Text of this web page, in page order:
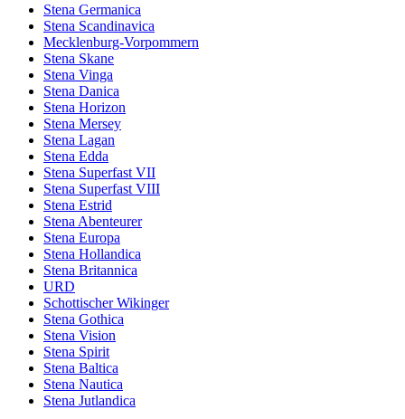
Stena Germanica
Stena Scandinavica
Mecklenburg-Vorpommern
Stena Skane
Stena Vinga
Stena Danica
Stena Horizon
Stena Mersey
Stena Lagan
Stena Edda
Stena Superfast VII
Stena Superfast VIII
Stena Estrid
Stena Abenteurer
Stena Europa
Stena Hollandica
Stena Britannica
URD
Schottischer Wikinger
Stena Gothica
Stena Vision
Stena Spirit
Stena Baltica
Stena Nautica
Stena Jutlandica